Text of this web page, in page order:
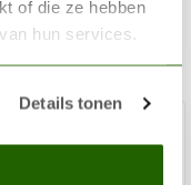
of die ze hebben
hun services.
Details tonen